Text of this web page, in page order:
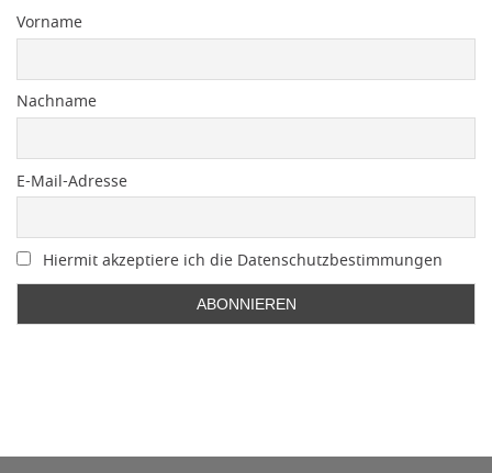
Vorname
Nachname
E-Mail-Adresse
Hiermit akzeptiere ich die Datenschutzbestimmungen